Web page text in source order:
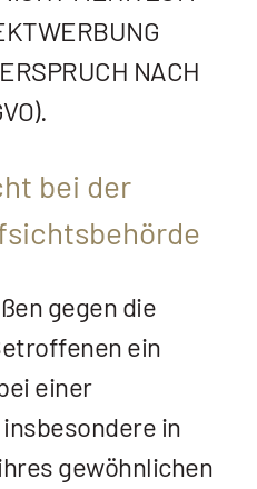
NACH
bei der
gegen die
ein
einer
in
gewöhnlichen